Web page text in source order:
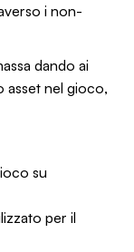
i non-
dando ai
nel gioco,
su
per il